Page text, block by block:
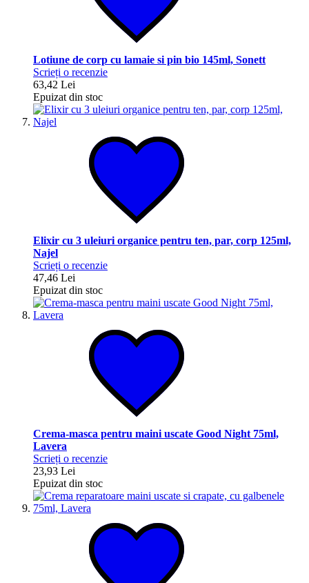
Lotiune de corp cu lamaie si pin bio 145ml, Sonett
Scrieți o recenzie
63,42 Lei
Epuizat din stoc
Elixir cu 3 uleiuri organice pentru ten, par, corp 125ml,
Najel
Scrieți o recenzie
47,46 Lei
Epuizat din stoc
Crema-masca pentru maini uscate Good Night 75ml,
Lavera
Scrieți o recenzie
23,93 Lei
Epuizat din stoc